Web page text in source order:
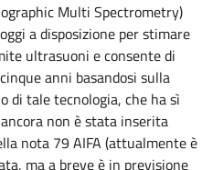
Multi Spectrometry)
a disposizione per stimare
ultrasuoni e consente di
anni basandosi sulla
di tale tecnologia, che ha sì
non è stata inserita
nota 79 AIFA (attualmente è
ma a breve è in previsione